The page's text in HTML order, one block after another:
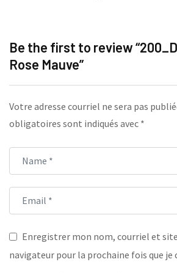
Be the first to review
Rose Mauve”
Votre adresse courriel ne sera pas
obligatoires sont indiqués avec *
Enregistrer mon nom, courriel et
navigateur pour la prochaine fois que